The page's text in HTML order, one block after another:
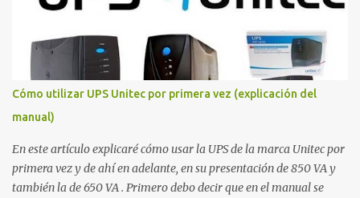
HDR 10+ y HLG. Tanto el TU7000 como el TU8000 cuentan con el
mismo sistema de sonido compuesto de 2 altavoces que generan
una potencia de hasta 20 watts en total. Y por supuesto ambos
televisores corren con el sistema operativo Tizen. Estás son las
similitudes que poseen estos 2 televisores, y ahora vamos con
algunas diferencias empezando primero con las menos
importantes, como por ejemplo el diseño, en donde el color los
marcos, la parte trasera y las bases del TU7000 e...
Cómo utilizar UPS Unitec por primera vez (explicación del
manual)
En este artículo explicaré cómo usar la UPS de la marca Unitec por
primera vez y de ahí en adelante, en su presentación de 850 VA y
también la de 650 VA . Primero debo decir que en el manual se